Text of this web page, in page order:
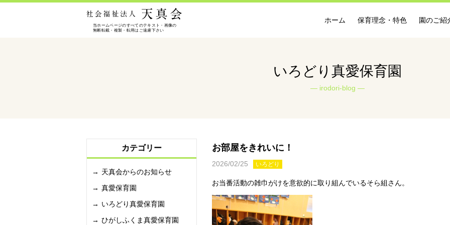
ホーム 保育理念・特色 園のご紹
いろどり真愛保育園
irodori-blog
お部屋をきれいに！
2026/02/25 いろどり
お当番活動の雑巾がけを意欲的に取り組んでいるそら組さん。
カテゴリー
天真会からのお知らせ
真愛保育園
いろどり真愛保育園
ひがしふくま真愛保育園